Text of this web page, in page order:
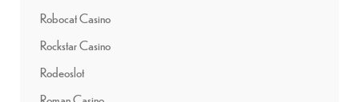
Robocat Casino
Rockstar Casino
Rodeoslot